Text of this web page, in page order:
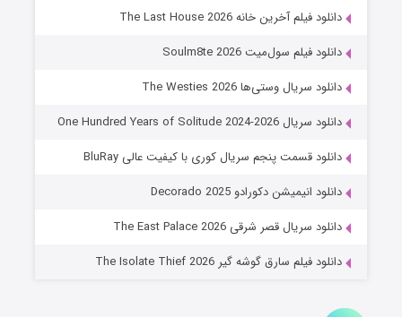
عملیات آپارتمان
قسمت۲ (زیرنویس) منتشر شد
دانلود فیلم آخرین خانه The Last House 2026
دانلود فیلم سول‌میت Soulm8te 2026
دانلود سریال وستی‌ها The Westies 2026
دانلود سریال One Hundred Years of Solitude 2024-2026
دانلود قسمت پنجم سریال کوری با کیفیت عالی BluRay
دانلود انیمیشن دکورادو Decorado 2025
دانلود سریال قصر شرقی The East Palace 2026
دانلود فیلم سارق گوشه گیر The Isolate Thief 2026